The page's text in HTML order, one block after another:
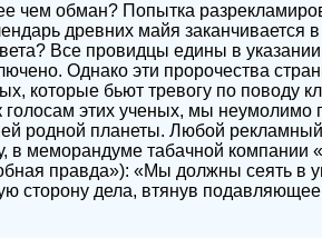
чем обман? Попытка
древних майя заканчивается
Все провидцы едины в
Однако эти пророчества
которые бьют тревогу по поводу
этих ученых, мы неумолимо
родной планеты. Любой
в меморандуме табачной компании
правда»): «Мы должны сеять в
сторону дела, втянув